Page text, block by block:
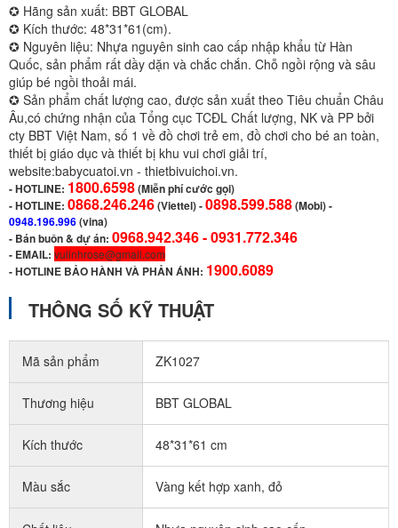
✪ Hãng sản xuất: BBT GLOBAL
✪ Kích thước: 48*31*61(cm).
✪ Nguyên liệu: Nhựa nguyên sinh cao cấp nhập khẩu từ Hàn
Quốc, sản phẩm rất dầy dặn và chắc chắn. Chỗ ngồi rộng và sâu
giúp bé ngồi thoải mái.
✪ Sản phẩm chất lượng cao, được sản xuất theo Tiêu chuẩn Châu
Âu,có chứng nhận của Tổng cục TCĐL Chất lượng, NK và PP bởi
cty BBT Việt Nam, số 1 về đồ chơi trẻ em, đồ chơi cho bé an toàn,
thiết bị giáo dục và thiết bị khu vui chơi giải trí,
website:babycuatoi.vn - thietbivuichoi.vn.
-HOTLINE: 1800.6598(Miễn phí cước gọi)
- HOTLINE: 0868.246.246(Viettel)-0898.599.588(Mobi) -
0948.196.996(vina)
- Bán buôn & dự án: 0968.942.346 -0931.772.346
- EMAIL: vulinhrose@gmail.com
-HOTLINE BẢO HÀNH VÀ PHẢN ÁNH: 1900.6089
THÔNG SỐ KỸ THUẬT
Mã sản phẩm ZK1027
Thương hiệu BBT GLOBAL
Kích thước 48*31*61 cm
Màu sắc Vàng kết hợp xanh, đỏ